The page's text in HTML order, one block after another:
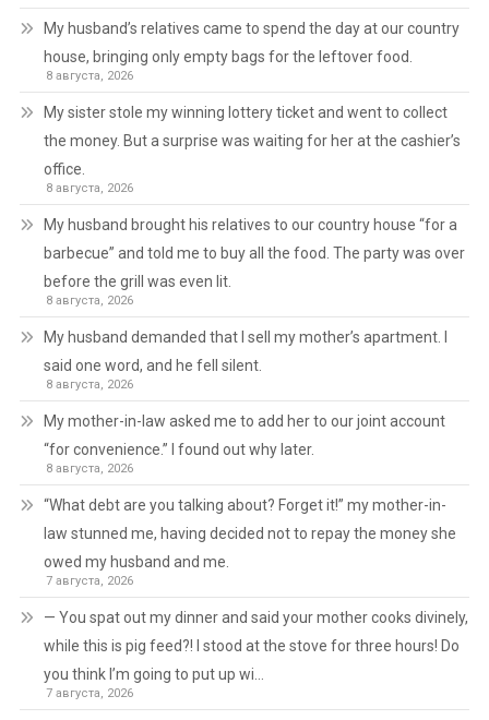
My husband’s relatives came to spend the day at our country
house, bringing only empty bags for the leftover food.
8 августа, 2026
My sister stole my winning lottery ticket and went to collect
the money. But a surprise was waiting for her at the cashier’s
office.
8 августа, 2026
My husband brought his relatives to our country house “for a
barbecue” and told me to buy all the food. The party was over
before the grill was even lit.
8 августа, 2026
My husband demanded that I sell my mother’s apartment. I
said one word, and he fell silent.
8 августа, 2026
My mother-in-law asked me to add her to our joint account
“for convenience.” I found out why later.
8 августа, 2026
“What debt are you talking about? Forget it!” my mother-in-
law stunned me, having decided not to repay the money she
owed my husband and me.
7 августа, 2026
— You spat out my dinner and said your mother cooks divinely,
while this is pig feed?! I stood at the stove for three hours! Do
you think I’m going to put up wi…
7 августа, 2026